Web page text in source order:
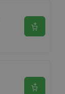
Se
Se